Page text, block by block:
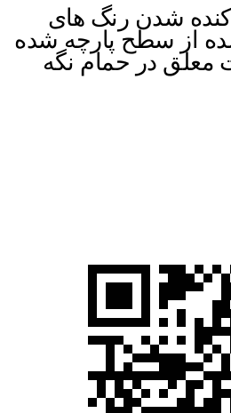
شدن رنگ های
از سطح پارچه شده
معلق در حمام نگه